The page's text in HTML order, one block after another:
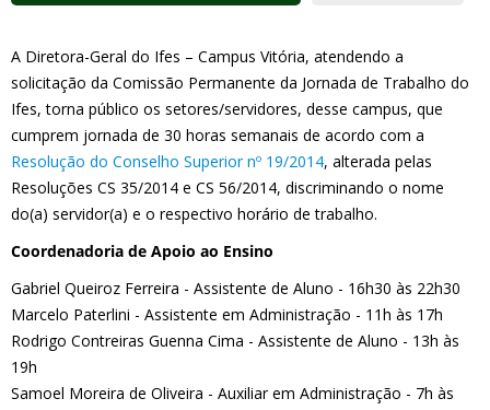
A Diretora-Geral do Ifes – Campus Vitória, atendendo a
solicitação da Comissão Permanente da Jornada de Trabalho do
Ifes, torna público os setores/servidores, desse campus, que
cumprem jornada de 30 horas semanais de acordo com a
Resolução do Conselho Superior nº 19/2014, alterada pelas
Resoluções CS 35/2014 e CS 56/2014, discriminando o nome
do(a) servidor(a) e o respectivo horário de trabalho.
Coordenadoria de Apoio ao Ensino
Gabriel Queiroz Ferreira - Assistente de Aluno - 16h30 às 22h30
Marcelo Paterlini - Assistente em Administração - 11h às 17h
Rodrigo Contreiras Guenna Cima - Assistente de Aluno - 13h às
19h
Samoel Moreira de Oliveira - Auxiliar em Administração - 7h às